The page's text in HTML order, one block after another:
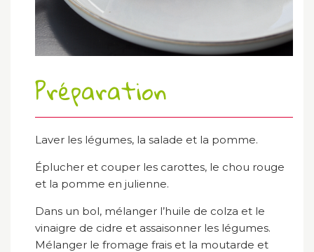
Préparation
Laver les légumes, la salade et la pomme.
Éplucher et couper les carottes, le chou rouge
et la pomme en julienne.
Dans un bol, mélanger l’huile de colza et le
vinaigre de cidre et assaisonner les légumes.
Mélanger le fromage frais et la moutarde et